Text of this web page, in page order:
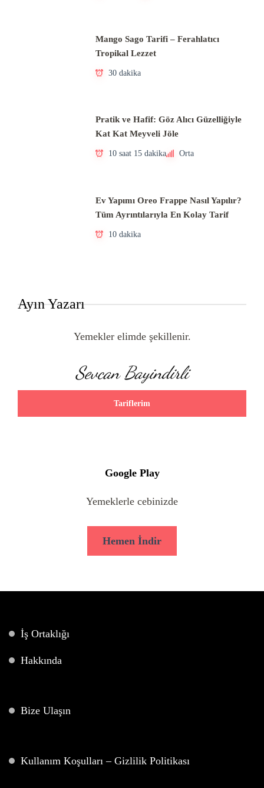
Mango Sago Tarifi – Ferahlatıcı
Tropikal Lezzet
30 dakika
Pratik ve Hafif: Göz Alıcı Güzelliğiyle
Kat Kat Meyveli Jöle
10 saat 15 dakika Orta
Ev Yapımı Oreo Frappe Nasıl Yapılır?
Tüm Ayrıntılarıyla En Kolay Tarif
10 dakika
Ayın Yazarı
Yemekler elimde şekillenir.
Sevcan Bayindirli
Tariflerim
Google Play
Yemeklerle cebinizde
Hemen İndir
İş Ortaklığı
Hakkında
Bize Ulaşın
Kullanım Koşulları – Gizlilik Politikası